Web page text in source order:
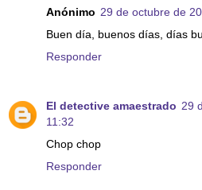
Anónimo 29 de octubre de
Buen día, buenos días, días
Responder
El detective amaestrado 29
11:32
Chop chop
Responder